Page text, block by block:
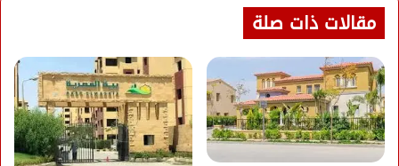
مقالات ذات صلة